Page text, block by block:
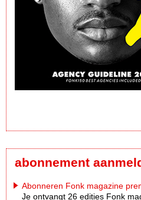
abonnement
Abonneren Fonk magazine
Je ontvangt 26 edities Fonk